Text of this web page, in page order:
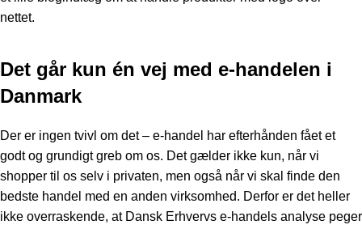
nettet.
Det går kun én vej med e-handelen i
Danmark
Der er ingen tvivl om det – e-handel har efterhånden fået et
godt og grundigt greb om os. Det gælder ikke kun, når vi
shopper til os selv i privaten, men også når vi skal finde den
bedste handel med en anden virksomhed. Derfor er det heller
ikke overraskende, at Dansk Erhvervs e-handels analyse peger